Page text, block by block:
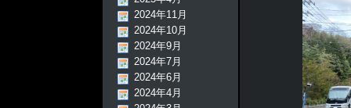
2024年11月
2024年10月
2024年9月
2024年7月
2024年6月
2024年4月